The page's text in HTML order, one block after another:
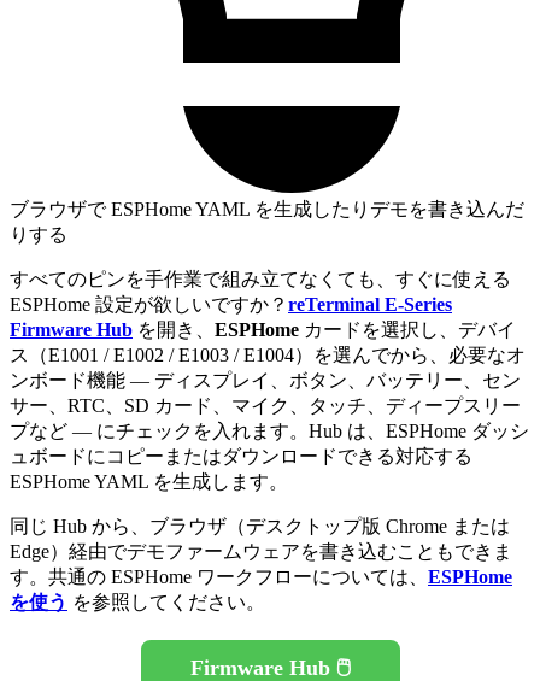
ブラウザで ESPHome YAML を生成したりデモを書き込んだ
りする
すべてのピンを手作業で組み立てなくても、すぐに使える
ESPHome 設定が欲しいですか？ reTerminal E-Series
Firmware Hub を開き、 ESPHome カードを選択し、デバイ
ス（E1001 / E1002 / E1003 / E1004）を選んでから、必要なオ
ンボード機能 ― ディスプレイ、ボタン、バッテリー、セン
サー、RTC、SD カード、マイク、タッチ、ディープスリー
プなど ― にチェックを入れます。Hub は、ESPHome ダッシ
ュボードにコピーまたはダウンロードできる対応する
ESPHome YAML を生成します。
同じ Hub から、ブラウザ（デスクトップ版 Chrome または
Edge）経由でデモファームウェアを書き込むこともできま
す。共通の ESPHome ワークフローについては、 ESPHome
を使う を参照してください。
Firmware Hub 🖱️